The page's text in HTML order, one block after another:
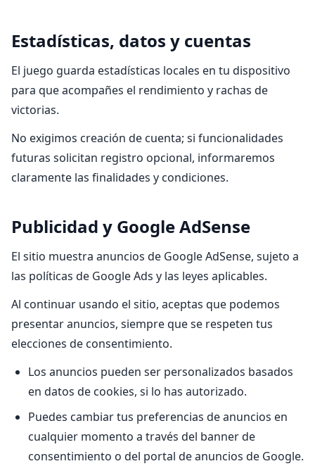
Estadísticas, datos y cuentas
El juego guarda estadísticas locales en tu dispositivo
para que acompañes el rendimiento y rachas de
victorias.
No exigimos creación de cuenta; si funcionalidades
futuras solicitan registro opcional, informaremos
claramente las finalidades y condiciones.
Publicidad y Google AdSense
El sitio muestra anuncios de Google AdSense, sujeto a
las políticas de Google Ads y las leyes aplicables.
Al continuar usando el sitio, aceptas que podemos
presentar anuncios, siempre que se respeten tus
elecciones de consentimiento.
Los anuncios pueden ser personalizados basados
en datos de cookies, si lo has autorizado.
Puedes cambiar tus preferencias de anuncios en
cualquier momento a través del banner de
consentimiento o del portal de anuncios de Google.